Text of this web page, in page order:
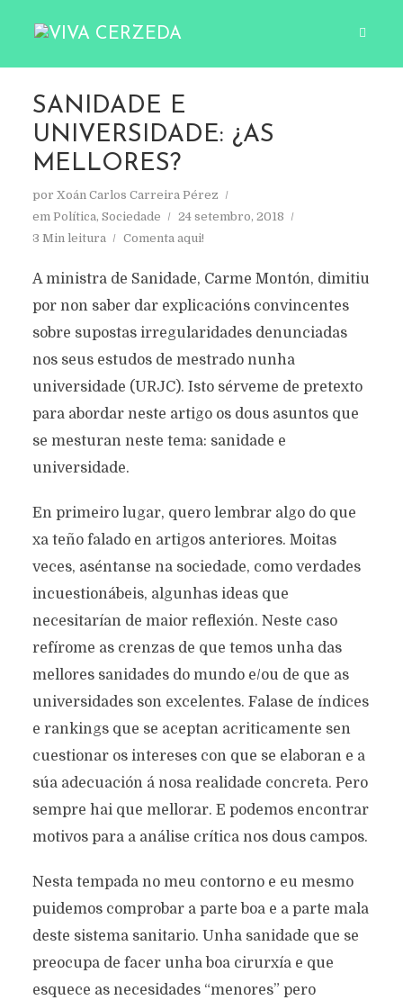
SANIDADE E
UNIVERSIDADE: ¿AS
MELLORES?
por Xoán Carlos Carreira Pérez
em Política, Sociedade
24 setembro, 2018
3 Min leitura
Comenta aqui!
A ministra de Sanidade, Carme Montón, dimitiu
por non saber dar explicacións convincentes
sobre supostas irregularidades denunciadas
nos seus estudos de mestrado nunha
universidade (URJC). Isto sérveme de pretexto
para abordar neste artigo os dous asuntos que
se mesturan neste tema: sanidade e
universidade.
En primeiro lugar, quero lembrar algo do que
xa teño falado en artigos anteriores. Moitas
veces, aséntanse na sociedade, como verdades
incuestionábeis, algunhas ideas que
necesitarían de maior reflexión. Neste caso
refírome as crenzas de que temos unha das
mellores sanidades do mundo e/ou de que as
universidades son excelentes. Falase de índices
e rankings que se aceptan acriticamente sen
cuestionar os intereses con que se elaboran e a
súa adecuación á nosa realidade concreta. Pero
sempre hai que mellorar. E podemos encontrar
motivos para a análise crítica nos dous campos.
Nesta tempada no meu contorno e eu mesmo
puidemos comprobar a parte boa e a parte mala
deste sistema sanitario. Unha sanidade que se
preocupa de facer unha boa cirurxía e que
esquece as necesidades “menores” pero